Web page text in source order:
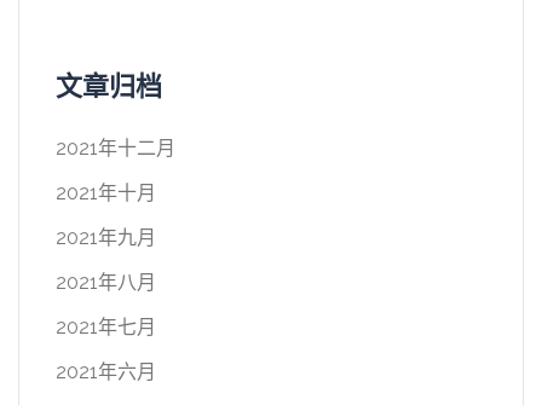
文章归档
2021年十二月
2021年十月
2021年九月
2021年八月
2021年七月
2021年六月